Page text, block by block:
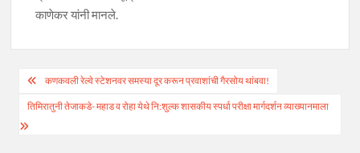
काणेकर यांनी मानले.
Post
navigation
कणकवली रेल्वे स्टेशनवर समस्या दूर करून प्रवाशांची गैरसोय थांबवा!
तिमिरातुनी तेजाकडे- महाड व रोहा येथे नि:शुल्क शासकीय स्पर्धा परीक्षा मार्गदर्शन व्याख्यानमाला